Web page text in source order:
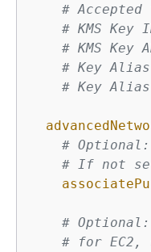
# Accepted
# KMS Key
# KMS Key
# Key Alias
# Key Alias
#
# If not
#
# for EC2,